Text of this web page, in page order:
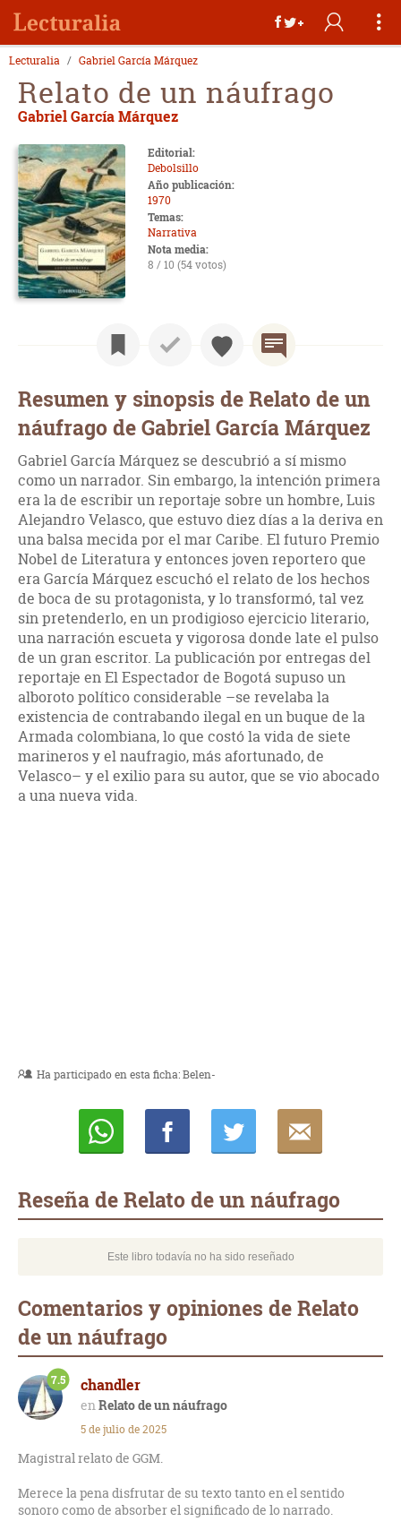
Lecturalia Gabriel García Márquez
Relato de un náufrago
Gabriel García Márquez
Editorial:
Debolsillo
Año publicación:
1970
Temas:
Narrativa
Nota media:
8 / 10 (54 votos)
Resumen y sinopsis de Relato de un
náufrago de Gabriel García Márquez
Gabriel García Márquez se descubrió a sí mismo
como un narrador. Sin embargo, la intención primera
era la de escribir un reportaje sobre un hombre, Luis
Alejandro Velasco, que estuvo diez días a la deriva en
una balsa mecida por el mar Caribe. El futuro Premio
Nobel de Literatura y entonces joven reportero que
era García Márquez escuchó el relato de los hechos
de boca de su protagonista, y lo transformó, tal vez
sin pretenderlo, en un prodigioso ejercicio literario,
una narración escueta y vigorosa donde late el pulso
de un gran escritor. La publicación por entregas del
reportaje en El Espectador de Bogotá supuso un
alboroto político considerable –se revelaba la
existencia de contrabando ilegal en un buque de la
Armada colombiana, lo que costó la vida de siete
marineros y el naufragio, más afortunado, de
Velasco– y el exilio para su autor, que se vio abocado
a una nueva vida.
Ha participado en esta ficha:Belen-
Reseña de Relato de un náufrago
Este libro todavía no ha sido reseñado
Comentarios y opiniones de Relato
de un náufrago
chandler
Relato de un náufrago
7.5
5 de julio de 2025
Magistral relato de GGM.
Merece la pena disfrutar de su texto tanto en el sentido
sonoro como de absorber el significado de lo narrado.